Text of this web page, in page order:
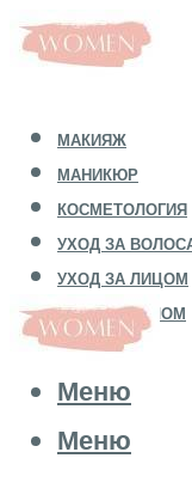
МАКИЯЖ
МАНИКЮР
КОСМЕТОЛОГИЯ
УХОД ЗА
УХОД ЗА ЛИЦОМ
УХОД ЗА ТЕЛОМ
Меню
Меню